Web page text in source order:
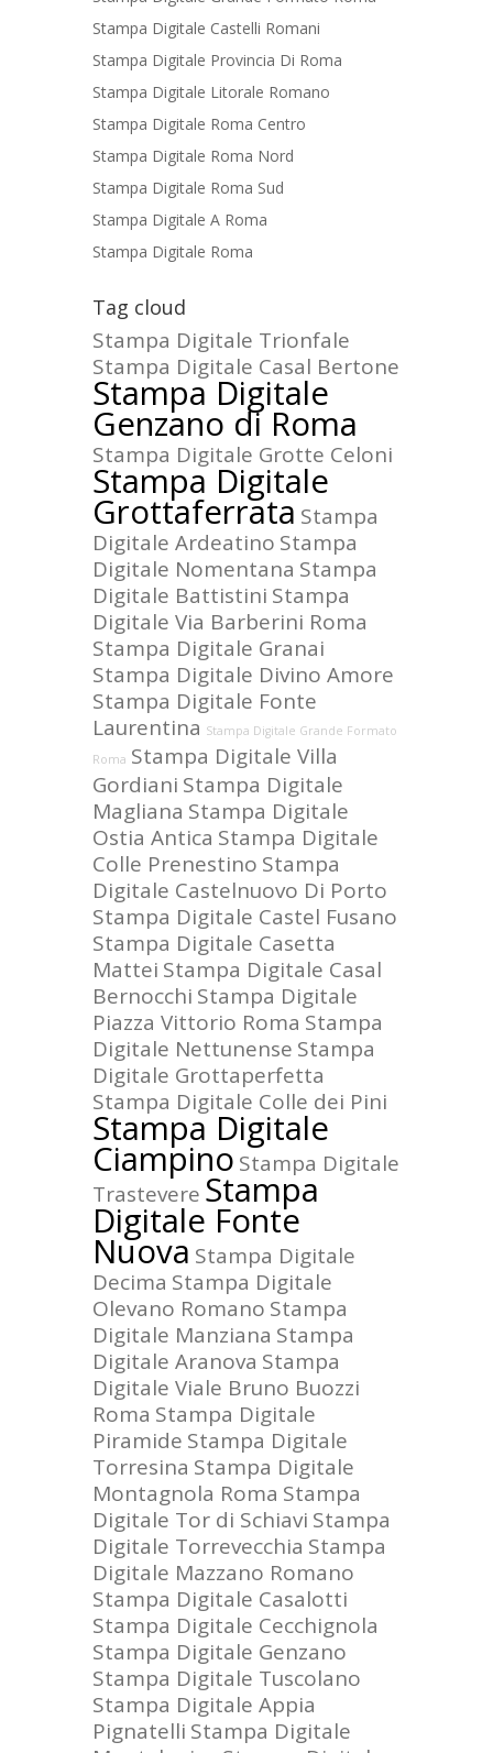
Stampa Digitale Castelli Romani
Stampa Digitale Provincia Di Roma
Stampa Digitale Litorale Romano
Stampa Digitale Roma Centro
Stampa Digitale Roma Nord
Stampa Digitale Roma Sud
Stampa Digitale A Roma
Stampa Digitale Roma
Tag cloud
Stampa Digitale Trionfale
Stampa Digitale Casal Bertone
Stampa Digitale
Genzano di Roma
Stampa Digitale Grotte Celoni
Stampa Digitale
Grottaferrata Stampa
Digitale Ardeatino Stampa
Digitale Nomentana Stampa
Digitale Battistini Stampa
Digitale Via Barberini Roma
Stampa Digitale Granai
Stampa Digitale Divino Amore
Stampa Digitale Fonte
Laurentina Stampa Digitale Grande Formato
Roma Stampa Digitale Villa
Gordiani Stampa Digitale
Magliana Stampa Digitale
Ostia Antica Stampa Digitale
Colle Prenestino Stampa
Digitale Castelnuovo Di Porto
Stampa Digitale Castel Fusano
Stampa Digitale Casetta
Mattei Stampa Digitale Casal
Bernocchi Stampa Digitale
Piazza Vittorio Roma Stampa
Digitale Nettunense Stampa
Digitale Grottaperfetta
Stampa Digitale Colle dei Pini
Stampa Digitale
Ciampino Stampa Digitale
Trastevere Stampa
Digitale Fonte
Nuova Stampa Digitale
Decima Stampa Digitale
Olevano Romano Stampa
Digitale Manziana Stampa
Digitale Aranova Stampa
Digitale Viale Bruno Buozzi
Roma Stampa Digitale
Piramide Stampa Digitale
Torresina Stampa Digitale
Montagnola Roma Stampa
Digitale Tor di Schiavi Stampa
Digitale Torrevecchia Stampa
Digitale Mazzano Romano
Stampa Digitale Casalotti
Stampa Digitale Cecchignola
Stampa Digitale Genzano
Stampa Digitale Tuscolano
Stampa Digitale Appia
Pignatelli Stampa Digitale